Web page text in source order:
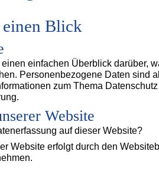
einen Blick
einfachen Überblick darüber,
Personenbezogene Daten sind
zum Thema
Website
auf dieser Website?
Website erfolgt durch den